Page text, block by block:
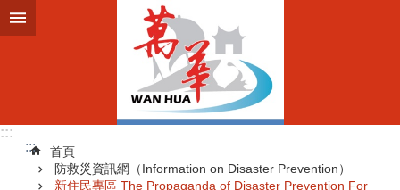
跳到主要內容區塊
:::
:::
首頁
防救災資訊網（Information on Disaster Prevention）
新住民專區 The Propaganda of Disaster Prevention For